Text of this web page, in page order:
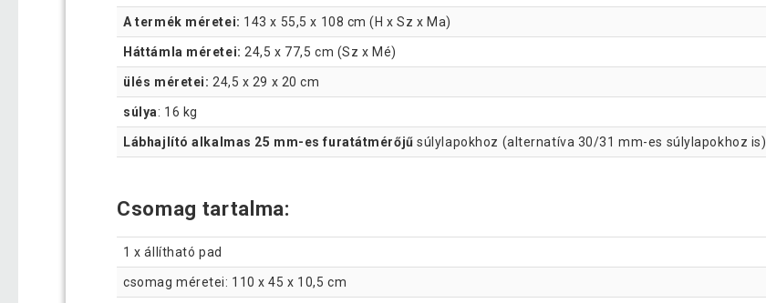
A termék méretei: 143 x 55,5 x 108 cm (H x Sz x Ma)
Háttámla méretei: 24,5 x 77,5 cm (Sz x Mé)
ülés méretei: 24,5 x 29 x 20 cm
súlya: 16 kg
Lábhajlító alkalmas 25 mm-es furatátmérőjű súlylapokhoz (alternatíva 30/31 mm-es súlylapokhoz is).
Csomag tartalma:
1 x állítható pad
csomag méretei: 110 x 45 x 10,5 cm